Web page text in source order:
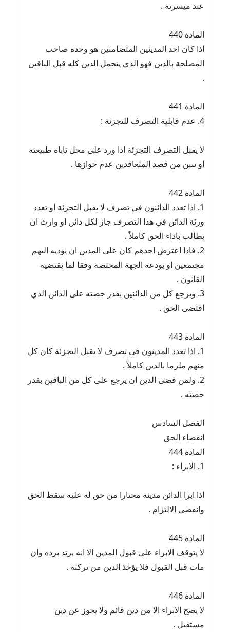
عند ميسرته .
المادة 440
اذا كان احد المدينين المتضامنين هو وحده صاحب
المصلحة بالدين فهو الذي يتحمل الدين كله قبل الباقين
.
المادة 441
4. عدم قابلية التصرف للتجزئة :
لا يقبل التصرف التجزئة اذا ورد على محل تاباه طبيعته
او تبين من قصد المتعاقدين عدم جوازها .
المادة 442
1. اذا تعدد الدائنون في تصرف لا يقبل التجزئة او تعدد
ورثة الدائن في هذا التصرف جاز لكل دائن او وارث ان
يطالب باداء الحق كاملاً .
2. فاذا اعترض احدهم كان على المدين ان يؤديه اليهم
مجتمعين او يودعه الجهة المختصة وفقا لما يقتضيه
القانون .
3. ويرجع كل من الدائنين بقدر حصته على الدائن الذي
اقتضى الحق .
المادة 443
1. اذا تعدد المدينون في تصرف لا يقبل التجزئة كان كل
منهم ملزما بالدين كاملاً .
2. ولمن قضى الدين ان يرجع على كل من الباقين بقدر
حصته .
الفصل السادس
انقضاء الحق
المادة 444
1. الابراء :
اذا ابرا الدائن مدينه مختارا من حق له عليه سقط الحق
وانقضى الالتزام .
المادة 445
لا يتوقف الابراء على قبول المدين الا انه يرتد برده وان
مات قبل القبول فلا يؤخذ الدين من تركته .
المادة 446
لا يصح الابراء الا من دين قائم ولا يجوز عن دين
مستقبل .